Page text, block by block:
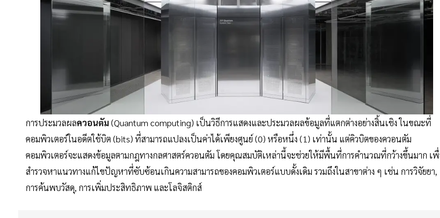
การประมวลผลควอนตัม (Quantum computing) เป็นวิธีการแสดงและประมวลผลข้อมูลที่แตกต่างอย่างสิ้นเชิง ในขณะที่
คอมพิวเตอร์ในอดีตใช้บิต (bits) ที่สามารถแปลงเป็นค่าได้เพียงศูนย์ (0) หรือหนึ่ง (1) เท่านั้น แต่คิวบิตของควอนตัม
คอมพิวเตอร์จะแสดงข้อมูลตามกฎทางกลศาสตร์ควอนตัม โดยคุณสมบัติเหล่านี้จะช่วยให้มีพื้นที่การคำนวณที่กว้างขึ้นมาก เ
สำรวจหาแนวทางแก้ไขปัญหาที่ซับซ้อนเกินความสามารถของคอมพิวเตอร์แบบดั้งเดิม รวมถึงในสาขาต่าง ๆ เช่น การวิจัยยา,
การค้นพบวัสดุ, การเพิ่มประสิทธิภาพ และโลจิสติกส์